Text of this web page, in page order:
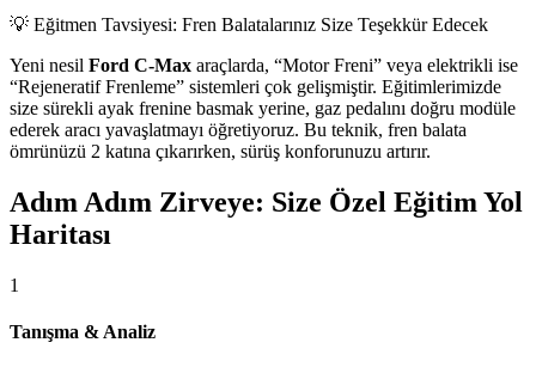
💡 Eğitmen Tavsiyesi: Fren Balatalarınız Size Teşekkür Edecek
Yeni nesil Ford C-Max araçlarda, “Motor Freni” veya elektrikli ise
“Rejeneratif Frenleme” sistemleri çok gelişmiştir. Eğitimlerimizde
size sürekli ayak frenine basmak yerine, gaz pedalını doğru modüle
ederek aracı yavaşlatmayı öğretiyoruz. Bu teknik, fren balata
ömrünüzü 2 katına çıkarırken, sürüş konforunuzu artırır.
Adım Adım Zirveye: Size Özel Eğitim Yol
Haritası
1
Tanışma & Analiz